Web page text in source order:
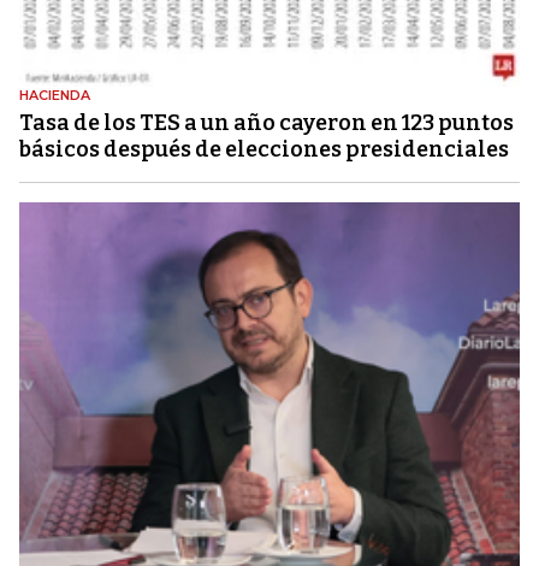
HACIENDA
Tasa de los TES a un año cayeron en 123 puntos
básicos después de elecciones presidenciales